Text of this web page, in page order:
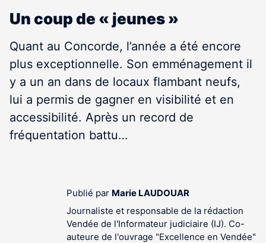
Un coup de « jeunes »
Quant au Concorde, l’année a été encore
plus exceptionnelle. Son emménagement il
y a un an dans de locaux flambant neufs,
lui a permis de gagner en visibilité et en
accessibilité. Après un record de
fréquentation battu…
Publié par Marie LAUDOUAR
Journaliste et responsable de la rédaction
Vendée de l'Informateur judiciaire (IJ). Co-
auteure de l'ouvrage "Excellence en Vendée"